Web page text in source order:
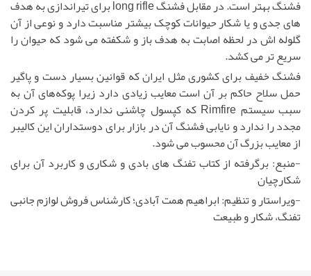
فشنگ بهتر است. در مقابل فشنگ long rifle برای تیراندازی به هدف
های جدی و یا شکار حیوانات کوچک بیشتر مناسبت دارد و نوعی از آن
گلوله اش در لحظه اصابت به هدف باز و شکفته می شود که حیوان را
سریع تر می کشد.
فشنگ خفیف برای کشوری مثل ایران که قوانین بسیار دست و پاگیر
حمل سلاح حاکم بر آن است معایب زیادی دارد زیرا پوکه‌های آن به
سبب سیستم Rimfire که کپسول چاشنی ندارد، قابلیت پر کردن
مجدد را ندارد و نایابی فشنگ آن در بازار برای دوستداران این کالیبر
از معایب بزرگ آن محسوب می شود.
-منبع: برگرفته از کتاب تفنگ های بادی و شکاری و کاربرد آن برای
شکارچیان
-ویراستار و تنظیم: ابراهیم همت آبادی؛ کارشناس فروش لوازم جانبی
تفنگ، شکار و طبیعت